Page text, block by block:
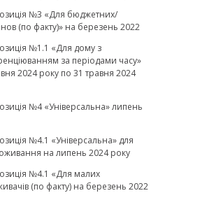
№3 «Для бюджетних/
(по факту)» на березень 2022
№1.1 «Для дому з
за періодами часу»
2024 року по 31 травня 2024
№4 «Універсальна» липень
№4.1 «Універсальна» для
на липень 2024 року
№4.1 «Для малих
(по факту) на березень 2022